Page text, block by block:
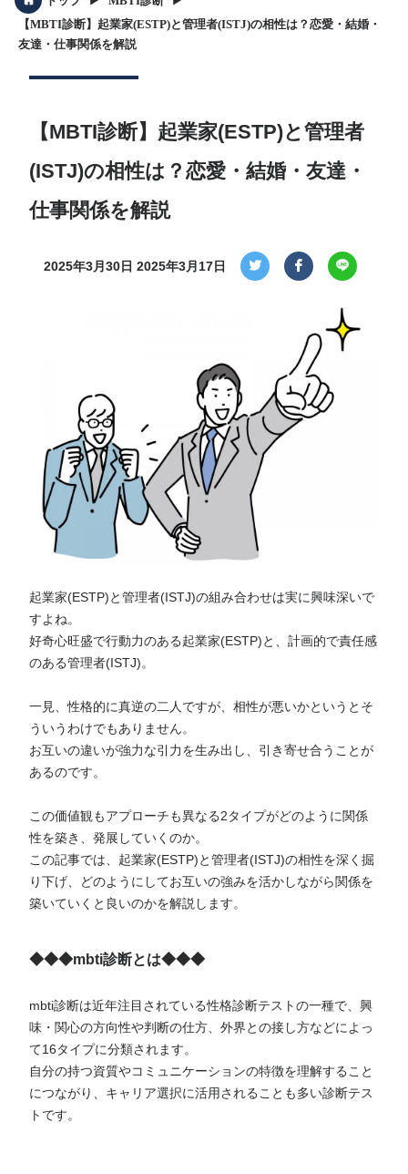
【MBTI診断】起業家(ESTP)と管理者(ISTJ)の相性は？恋愛・結婚・
友達・仕事関係を解説
【MBTI診断】起業家(ESTP)と管理者
(ISTJ)の相性は？恋愛・結婚・友達・
仕事関係を解説
2025年3月30日 2025年3月17日
起業家(ESTP)と管理者(ISTJ)の組み合わせは実に興味深いで
すよね。
好奇心旺盛で行動力のある起業家(ESTP)と、計画的で責任感
のある管理者(ISTJ)。
一見、性格的に真逆の二人ですが、相性が悪いかというとそ
ういうわけでもありません。
お互いの違いが強力な引力を生み出し、引き寄せ合うことが
あるのです。
この価値観もアプローチも異なる2タイプがどのように関係
性を築き、発展していくのか。
この記事では、起業家(ESTP)と管理者(ISTJ)の相性を深く掘
り下げ、どのようにしてお互いの強みを活かしながら関係を
築いていくと良いのかを解説します。
◆◆◆mbti診断とは◆◆◆
mbti診断は近年注目されている性格診断テストの一種で、興
味・関心の方向性や判断の仕方、外界との接し方などによっ
て16タイプに分類されます。
自分の持つ資質やコミュニケーションの特徴を理解すること
につながり、キャリア選択に活用されることも多い診断テス
トです。